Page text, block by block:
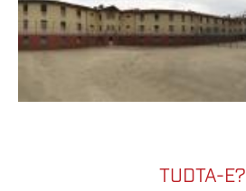
TUDTA-E?